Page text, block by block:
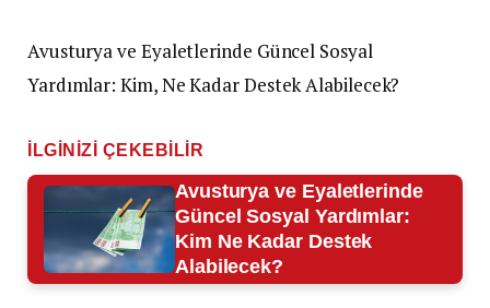
Avusturya ve Eyaletlerinde Güncel Sosyal
Yardımlar: Kim, Ne Kadar Destek Alabilecek?
İLGINIZI ÇEKEBILIR
Avusturya ve Eyaletlerinde
Güncel Sosyal Yardımlar:
Kim Ne Kadar Destek
Alabilecek?